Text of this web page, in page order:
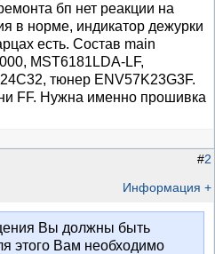
бп нет реакции на
в норме, индикатор дежурки
есть. Состав main
MST6181LDA-LF,
тюнер ENV57K23G3F.
FF. Нужна именно прошивка
#2
Информация +
Вы должны быть
этого Вам необходимо